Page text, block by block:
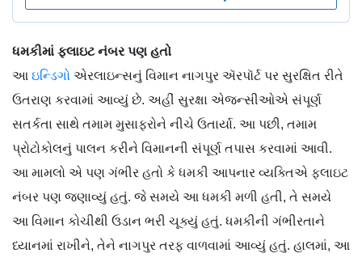
ધમકીમાં ફ્લાઇટ નંબર પણ હતો
આ ઇન્ડિગો એરલાઇન્સનું વિમાન નાગપુર ઍરપૉર્ટ પર સુરક્ષિત રીતે
ઉતરાણ કરવામાં આવ્યું છે. અહીં સુરક્ષા એજન્સીઓએ સંપૂર્ણ
સતર્કતા સાથે તમામ મુસાફરોને નીચે ઉતાર્યા. આ પછી, તમામ
પ્રોટોકોલનું પાલન કરીને વિમાનની સંપૂર્ણ તપાસ કરવામાં આવી.
આ મામલો એ પણ ગંભીર હતો કે ધમકી આપનાર વ્યક્તિએ ફ્લાઇટ
નંબર પણ જણાવ્યું હતું. જે સમયે આ ધમકી મળી હતી, તે સમયે
આ વિમાન કોચીથી ઉડાન ભરી ચૂક્યું હતું. ધમકીની ગંભીરતાને
ધ્યાનમાં રાખીને, તેને નાગપુર તરફ વાળવામાં આવ્યું હતું. હાલમાં, આ